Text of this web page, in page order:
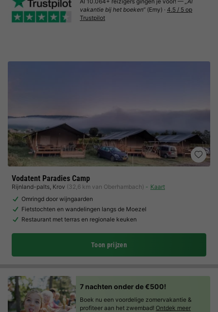
Vodatent Paradies Camp
Rijnland-palts, Krov (32,6 km van Oberhambach)
Kaart
Omringd door wijngaarden
Fietstochten en wandelingen langs de Moezel
Restaurant met terras en regionale keuken
Toon prijzen
vakantie bij het boeken“ (Emy) · 4.5 / 5 op
Trustpilot
7 nachten onder de €500!
Boek nu een voordelige zomervakantie &
profiteer aan het zwembad! Ontdek meer